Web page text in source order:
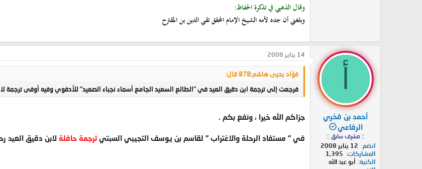
وقال الذهبي في تذكرة الحفاظ:
وبلغني أن جده لأمه الشيخ الإمام المحقق تقي الدين بن المقترح
أحمد بن فخري
الرفاعي
:: مشرف سابق ::
انضم
12 يناير 2008
المشاركات
1,395
الكنية أبو عبد الله
14 يناير 2008
فؤاد يحيى هاشم;878 قال:
فرجعت إلى ترجمة ابن دقيق العيد في "الطالع السعيد الجامع أسماء نجباء الصعيد" للأدفوي وفيه أوفى ترجمة
جزاكم الله خيرا ، ونفع بكم .
في " مستفاد الرحلة والاغتراب " لقاسم بن يوسف التجيبي السبتيترجمة حافلة لابن دقيق العيد